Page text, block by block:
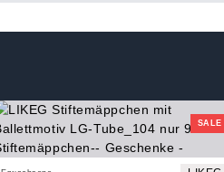
SALE